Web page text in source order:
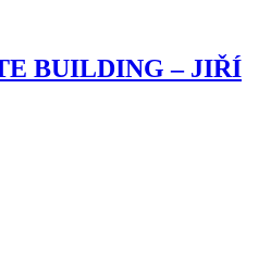
BUILDING – JIŘÍ